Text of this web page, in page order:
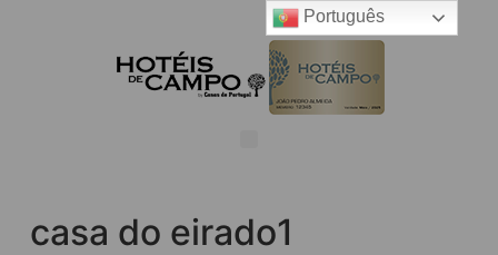
casa do eirado1
Português